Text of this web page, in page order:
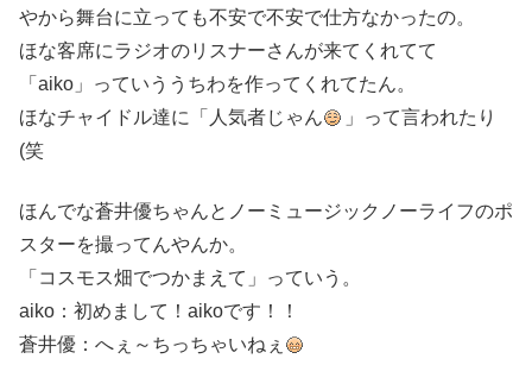
やから舞台に立っても不安で不安で仕方なかったの。
ほな客席にラジオのリスナーさんが来てくれてて
「aiko」っていううちわを作ってくれてたん。
ほなチャイドル達に「人気者じゃん
」って言われたり
(笑
ほんでな蒼井優ちゃんとノーミュージックノーライフのポ
スターを撮ってんやんか。
「コスモス畑でつかまえて」っていう。
aiko：初めまして！aikoです！！
蒼井優：へぇ～ちっちゃいねぇ